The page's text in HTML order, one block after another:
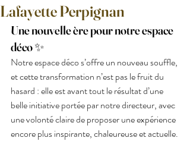
Lafayette Perpignan
Une nouvelle ère pour notre espace
déco ✨
Notre espace déco s’offre un nouveau souffle,
et cette transformation n’est pas le fruit du
hasard : elle est avant tout le résultat d’une
belle initiative portée par notre directeur, avec
une volonté claire de proposer une expérience
encore plus inspirante, chaleureuse et actuelle.